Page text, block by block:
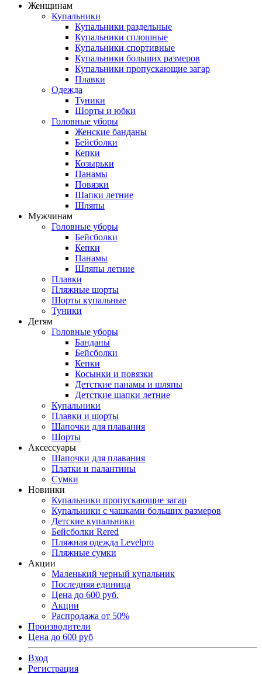
Женщинам
Купальники
Купальники раздельные
Купальники сплошные
Купальники спортивные
Купальники больших размеров
Купальники пропускающие загар
Плавки
Одежда
Туники
Шорты и юбки
Головные уборы
Женские банданы
Бейсболки
Кепки
Козырьки
Панамы
Повязки
Шапки летние
Шляпы
Мужчинам
Головные уборы
Бейсболки
Кепки
Панамы
Шляпы летние
Плавки
Пляжные шорты
Шорты купальные
Туники
Детям
Головные уборы
Банданы
Бейсболки
Кепки
Косынки и повязки
Детсткие панамы и шляпы
Детсткие шапки летние
Купальники
Плавки и шорты
Шапочки для плавания
Шорты
Аксессуары
Шапочки для плавания
Платки и палантины
Сумки
Новинки
Купальники пропускающие загар
Купальники с чашками больших размеров
Детские купальники
Бейсболки Rered
Пляжная одежда Levelpro
Пляжные сумки
Акции
Маленький черный купальник
Последняя единица
Цена до 600 руб.
Акции
Распродажа от 50%
Производители
Цена до 600 руб
Вход
Регистрация